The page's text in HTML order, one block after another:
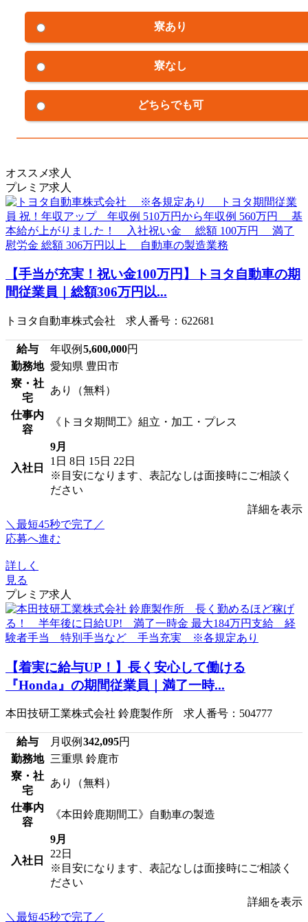
寮あり
寮なし
どちらでも可
オススメ求人
プレミア求人
【手当が充実！祝い金100万円】トヨタ自動車の期
間従業員｜総額306万円以...
トヨタ自動車株式会社 求人番号：622681
給与 年収例 5,600,000円
勤務地 愛知県 豊田市
寮・社
宅
あり（無料）
仕事内
容
《トヨタ期間工》組立・加工・プレス
入社日
9月
1日 8日 15日 22日
※目安になります、表記なしは面接時にご相談く
ださい
詳細を表示
＼最短45秒で完了／
応募へ進む
詳しく
見る
プレミア求人
【着実に給与UP！】長く安心して働ける
『Honda』の期間従業員｜満了一時...
本田技研工業株式会社 鈴鹿製作所 求人番号：504777
給与 月収例 342,095円
勤務地 三重県 鈴鹿市
寮・社
宅
あり（無料）
仕事内
容
《本田鈴鹿期間工》自動車の製造
入社日
9月
22日
※目安になります、表記なしは面接時にご相談く
ださい
詳細を表示
＼最短45秒で完了／